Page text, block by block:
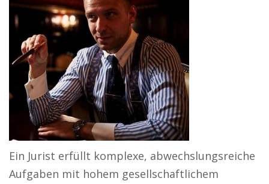
Ein Jurist erfüllt komplexe, abwechslungsreiche
Aufgaben mit hohem gesellschaftlichem